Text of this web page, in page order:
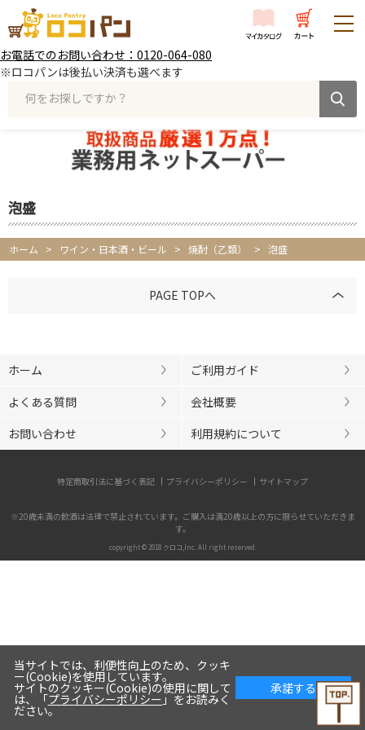
お電話でのお問い合わせ：0120-064-080
※ロコパンは後払い決済も選べます
何をお探しですか？
泡盛
ホーム > ワイン・日本酒・ビール > 焼酎（乙類） > 泡盛
PAGE TOPへ
ホーム
ご利用ガイド
よくある質問
会社概要
お問い合わせ
利用規約について
特定商取引法に基づく表記 プライバシーポリシー サイトマップ
※20歳未満の飲酒は法律で禁止されています。ご購入は満20歳以上の方に限らせていただきま
す。
copyright © 2018 クロコ,Inc. All right reserved.
当サイトでは、利便性向上のため、クッキ
ー(Cookie)を使用しています。
サイトのクッキー(Cookie)の使用に関して
は、「プライバシーポリシー 」をお読みく
ださい。
承諾する